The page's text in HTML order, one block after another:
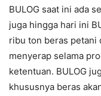
BULOG saat ini ada
juga hingga hari ini
ribu ton beras petani
menyerap selama
ketentuan. BULOG
khususnya beras